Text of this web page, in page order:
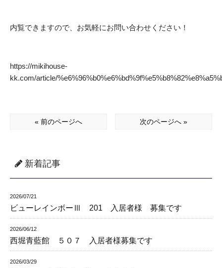
内覧できますので、お気軽にお問い合わせください！
https://mikihouse-
kk.com/article/
« 前のページへ 次のページへ »
新着記事
2026/07/21
ビューレインボーⅢ 201 入居者様 募集です
2026/06/12
西堀青藍館 ５０７ 入居者様募集です
2026/03/29